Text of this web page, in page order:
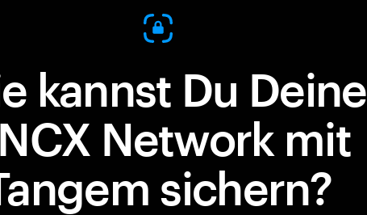
kannst Du Deine
Network mit
sichern?